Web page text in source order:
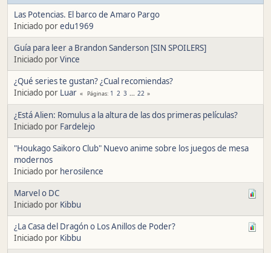
Las Potencias. El barco de Amaro Pargo
Iniciado poredu1969
Guía para leer a Brandon Sanderson [SIN SPOILERS]
Iniciado porVince
¿Qué series te gustan? ¿Cual recomiendas?
Iniciado por Luar Páginas 1 2 3 ... 22
¿Está Alien: Romulus a la altura de las dos primeras películas?
Iniciado por Fardelejo
"Houkago Saikoro Club" Nuevo anime sobre los juegos de mesa
modernos
Iniciado por herosilence
Marvel o DC
Iniciado por Kibbu
¿La Casa del Dragón o Los Anillos de Poder?
Iniciado por Kibbu